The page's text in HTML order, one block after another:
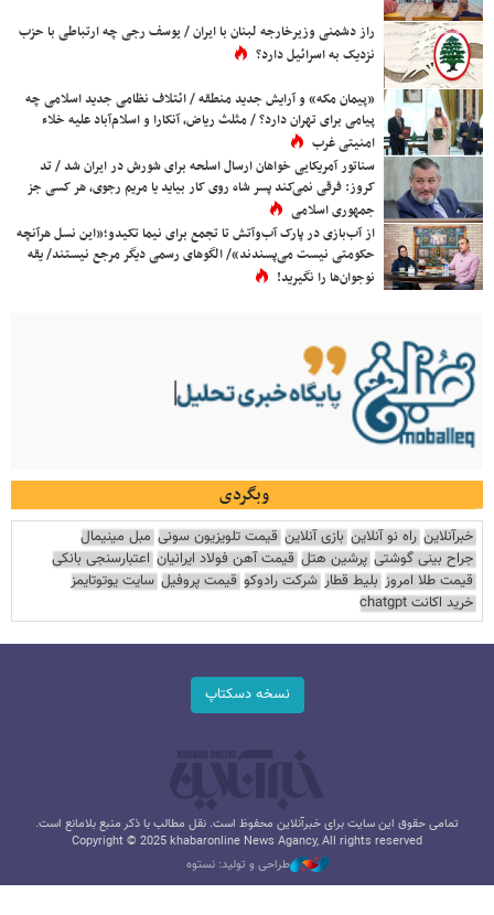
راز دشمنی وزیرخارجه لبنان با ایران / یوسف رجی چه ارتباطی با حزب
نزدیک به اسرائیل دارد؟
«پیمان مکه» و آرایش جدید منطقه / ائتلاف نظامی جدید اسلامی چه
پیامی برای تهران دارد؟ / مثلث ریاض، آنکارا و اسلام‌آباد علیه خلاء
امنیتی غرب
سناتور آمریکایی خواهان ارسال اسلحه برای شورش در ایران شد / تد
کروز: فرقی نمی‌کند پسر شاه روی کار بیاید یا مریم رجوی، هر کسی جز
جمهوری اسلامی
از آب‌بازی در پارک آب‌وآتش تا تجمع برای نیما تکیدو؛«این نسل هرآنچه
حکومتی نیست می‌پسندند»/ الگوهای رسمی دیگر مرجع نیستند/ یقه
نوجوان‌ها را نگیرید!
وبگردی
خبرآنلاین راه نو آنلاین بازی آنلاین قیمت تلویزیون سونی مبل مینیمال
جراح بینی گوشتی پرشین هتل قیمت آهن فولاد ایرانیان اعتبارسنجی بانکی
قیمت طلا امروز بلیط قطار شرکت رادوکو قیمت پروفیل سایت یوتوتایمز
خرید اکانت chatgpt
نسخه دسکتاپ
تمامی حقوق این سایت برای خبرآنلاین محفوظ است. نقل مطالب با ذکر منبع بلامانع است.
Copyright © 2025 khabaronline News Agancy, All rights reserved
طراحی و تولید: نستوه